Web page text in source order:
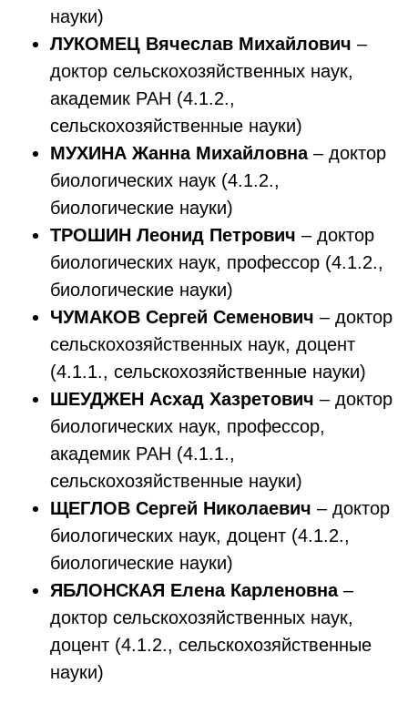
науки)
ЛУКОМЕЦ Вячеслав Михайлович –
доктор сельскохозяйственных наук,
академик РАН (4.1.2.,
сельскохозяйственные науки)
МУХИНА Жанна Михайловна – доктор
биологических наук (4.1.2.,
биологические науки)
ТРОШИН Леонид Петрович – доктор
биологических наук, профессор (4.1.2.,
биологические науки)
ЧУМАКОВ Сергей Семенович – доктор
сельскохозяйственных наук, доцент
(4.1.1., сельскохозяйственные науки)
ШЕУДЖЕН Асхад Хазретович – доктор
биологических наук, профессор,
академик РАН (4.1.1.,
сельскохозяйственные науки)
ЩЕГЛОВ Сергей Николаевич – доктор
биологических наук, доцент (4.1.2.,
биологические науки)
ЯБЛОНСКАЯ Елена Карленовна–
доктор сельскохозяйственных наук,
доцент (4.1.2., сельскохозяйственные
науки)